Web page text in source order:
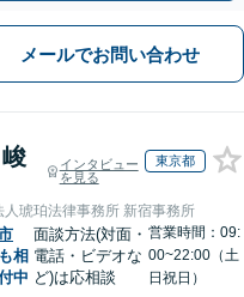
メールでお問い合わせ
インタビュー
を見る
東京都
人琥珀法律事務所 新宿事務所
相
中
面談方法(対面・
電話・ビデオな
ど)は応相談
営業時間：09:
00~22:00（土
日祝日）